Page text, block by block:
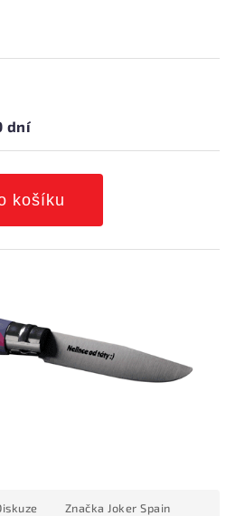
dní
košíku
Značka Joker Spain